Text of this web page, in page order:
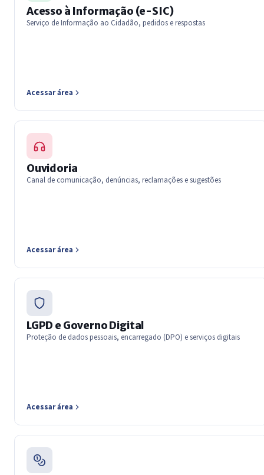
Acesso à Informação (e-SIC)
Serviço de Informação ao Cidadão, pedidos e respostas
Acessar área
Ouvidoria
Canal de comunicação, denúncias, reclamações e sugestões
Acessar área
LGPD e Governo Digital
Proteção de dados pessoais, encarregado (DPO) e serviços digitais
Acessar área